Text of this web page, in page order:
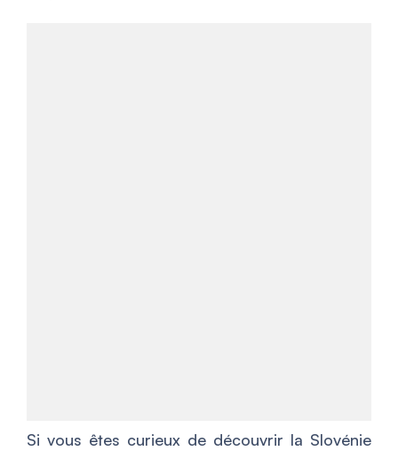
Si vous êtes curieux de découvrir la Slovénie